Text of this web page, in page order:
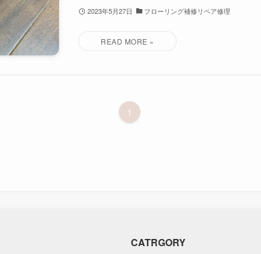
2023年5月27日 フローリング補修リペア修理
1
CATRGORY